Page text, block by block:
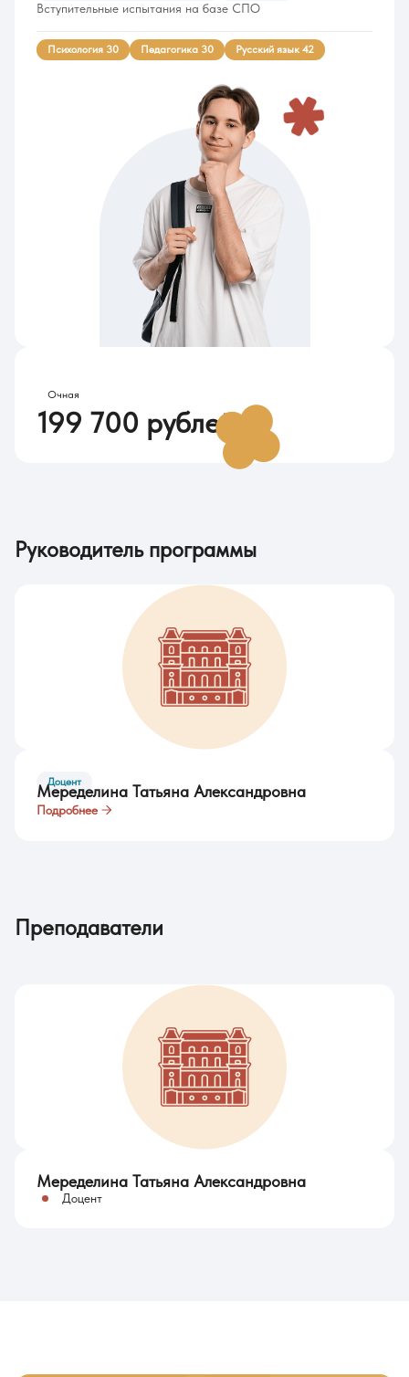
Вступительные испытания на базе СПО
Психология 30 Педагогика 30 Русский язык 42
Очная
199 700 рублей
Руководитель программы
Доцент
Меределина Татьяна Александровна
Подробнее
Преподаватели
Меределина Татьяна Александровна
Доцент